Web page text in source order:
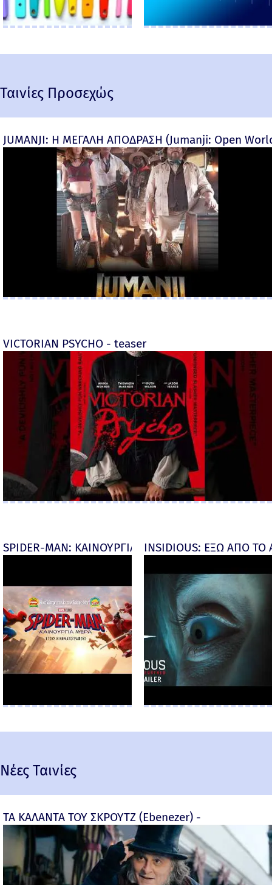
Ταινίες Προσεχώς
JUMANJI: Η ΜΕΓΑΛΗ ΑΠΟΔΡΑΣΗ (Jumanji: Open
VICTORIAN PSYCHO - teaser
SPIDER-MAN: ΚΑΙΝΟΥΡΓΙΑ ΜΕΡΑ (Spider-Man:
INSIDIOUS: ΕΞΩ ΑΠΟ
Νέες Ταινίες
ΤΑ ΚΑΛΑΝΤΑ ΤΟΥ ΣΚΡΟΥΤΖ (Ebenezer) -